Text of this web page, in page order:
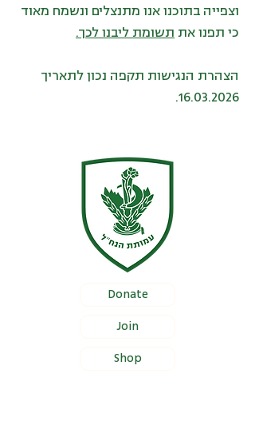
וצפייה בתוכנו אנו מתנצלים ונשמח מאוד
כי תפנו את תשומת ליבנו לכך.
הצהרת הנגישות תקפה נכון לתאריך
16.03.2026.
Donate
Join
Shop